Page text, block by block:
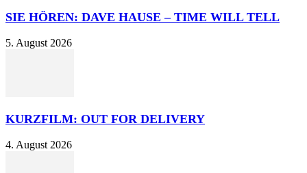
SIE HÖREN: DAVE HAUSE – TIME WILL TELL
5. August 2026
KURZFILM: OUT FOR DELIVERY
4. August 2026